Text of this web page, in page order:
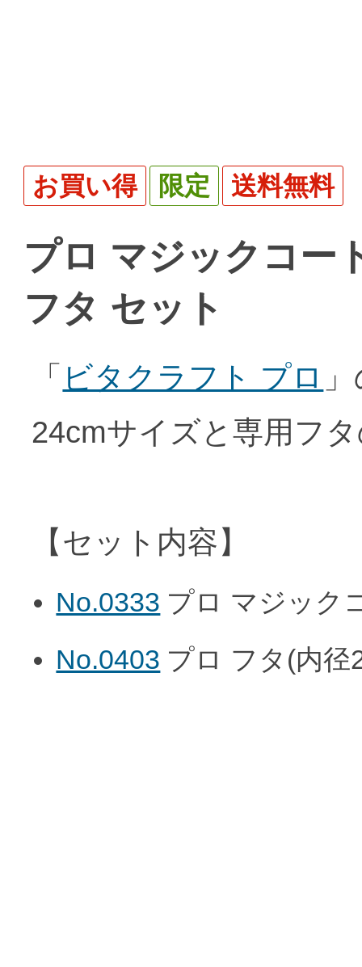
お買い得 限定 送料無料
プロ マジックコー
フタ セット
「 ビタクラフト プロ
24cmサイズと専用フ
【セット内容】
No.0333 プロ マジック
No.0403 プロ フタ(内径